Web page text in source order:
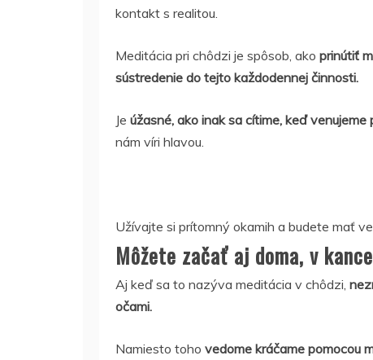
kontakt s realitou.
Meditácia pri chôdzi je spôsob, ako prinútiť
sústredenie do tejto každodennej činnosti.
Je úžasné, ako inak sa cítime, keď
nám víri hlavou.
Užívajte si prítomný okamih a budete mať
Môžete začať aj doma, v
Aj keď sa to nazýva meditácia v chôdzi,
očami.
Namiesto toho vedome kráčame pomocou